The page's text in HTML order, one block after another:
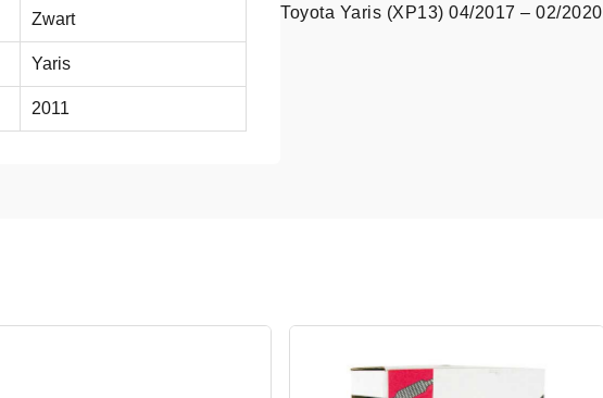
Zwart
Yaris
2011
Toyota Yaris (XP13) 04/2017 – 02/2020